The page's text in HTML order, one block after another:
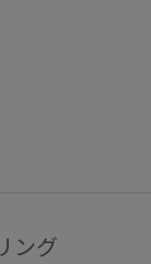
ング